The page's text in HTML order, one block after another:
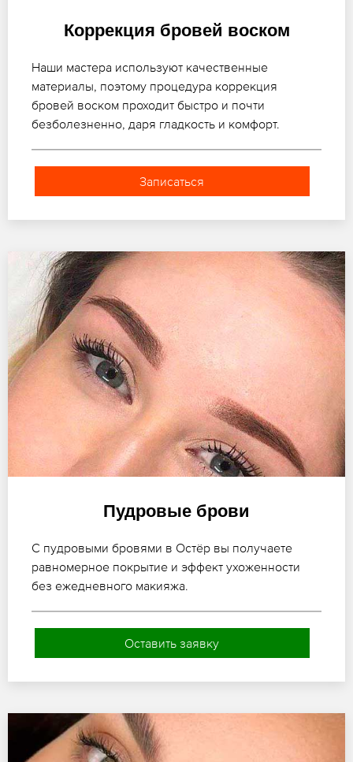
Коррекция бровей воском
Наши мастера используют качественные
материалы, поэтому процедура коррекция
бровей воском проходит быстро и почти
безболезненно, даря гладкость и комфорт.
Записаться
Пудровые брови
С пудровыми бровями в Остёр вы получаете
равномерное покрытие и эффект ухоженности
без ежедневного макияжа.
Оставить заявку